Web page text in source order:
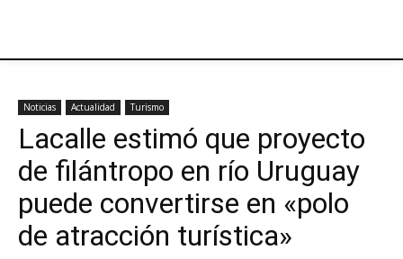
Noticias Actualidad Turismo
Lacalle estimó que proyecto
de filántropo en río Uruguay
puede convertirse en «polo
de atracción turística»